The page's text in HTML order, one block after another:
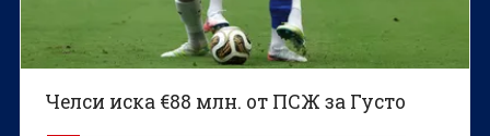
Челси иска €88 млн. от ПСЖ за Густо